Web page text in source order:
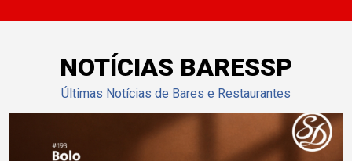
NOTÍCIAS BARESSP
Últimas Notícias de Bares e Restaurantes